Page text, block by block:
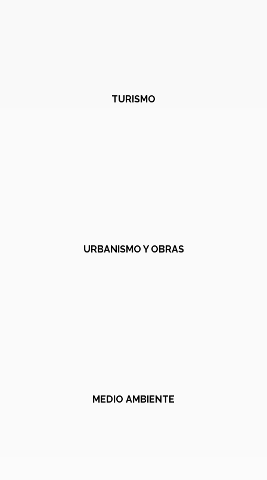
TURISMO
URBANISMO Y OBRAS
MEDIO AMBIENTE